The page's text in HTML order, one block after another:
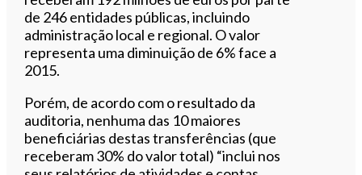
de 246 entidades públicas, incluindo
administração local e regional. O valor
representa uma diminuição de 6% face a
2015.
Porém, de acordo com o resultado da
auditoria, nenhuma das 10 maiores
beneficiárias destas transferências (que
receberam 30% do valor total) “inclui nos